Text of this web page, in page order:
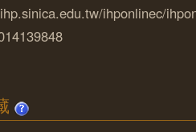
ihponlinec/